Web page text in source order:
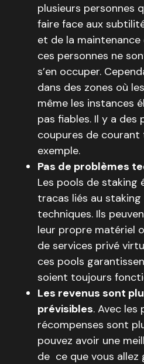
plusieurs personnes
faire face aux
et de la maintenance
ces personnes ne
s’en occuper.
dans des zones où
même les instances
pas fiables. Il y a des
coupures de
exemple.
Pas de problèmes
Les pools de staking
tracas liés au
techniques. Ils
leur propre matériel
de services privé
ces pools
soient toujours
Les revenus sont
prévisibles. Avec les
récompenses sont
pouvez avoir une
de ce que vous allez